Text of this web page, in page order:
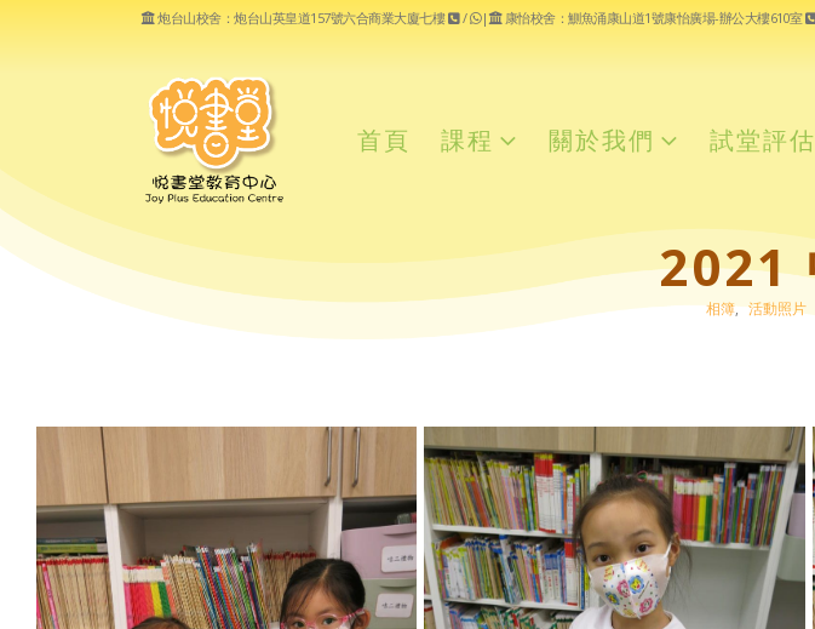
炮台山校舍：炮台山英皇道157號六合商業大廈七樓 / | 康怡校舍：鰂魚涌康山道1號康怡廣場-辦公大樓610室
首頁 課程 關於我們 試堂評估
2021
相簿, 活動照片